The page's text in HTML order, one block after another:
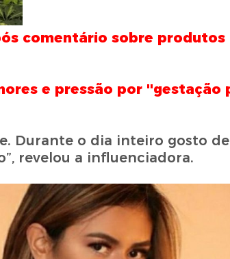
comentário sobre
e pressão por ''gestação
Durante o dia inteiro gosto
revelou a influenciadora.